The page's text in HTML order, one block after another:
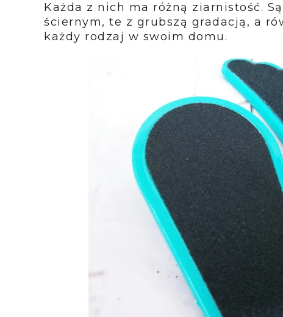
Każda z nich ma różną ziarnistość.
ściernym, te z grubszą gradacją , a
każdy rodzaj w swoim domu.